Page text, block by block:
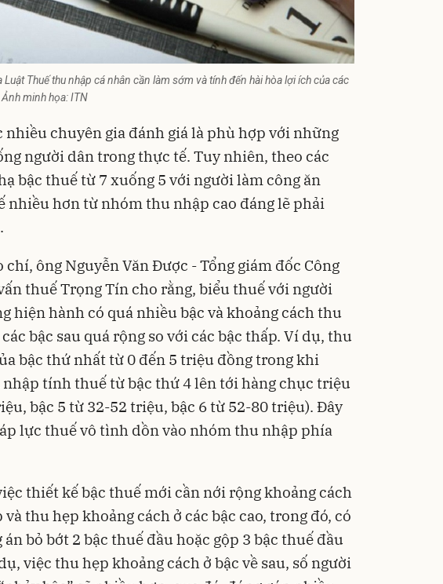
Luật Thuế thu nhập cá nhân cần làm sớm và tính đến hài hòa lợi ích của các
minh họa: ITN
nhiều chuyên gia đánh giá là phù hợp với những
người dân trong thực tế. Tuy nhiên, theo các
bậc thuế từ 7 xuống 5 với người làm công ăn
nhiều hơn từ nhóm thu nhập cao đáng lẽ phải
ông Nguyễn Văn Được - Tổng giám đốc Công
thuế Trọng Tín cho rằng, biểu thuế với người
hiện hành có quá nhiều bậc và khoảng cách thu
bậc sau quá rộng so với các bậc thấp. Ví dụ, thu
bậc thứ nhất từ 0 đến 5 triệu đồng trong khi
tính thuế từ bậc thứ 4 lên tới hàng chục triệu
bậc 5 từ 32-52 triệu, bậc 6 từ 52-80 triệu). Đây
lực thuế vô tình dồn vào nhóm thu nhập phía
thiết kế bậc thuế mới cần nới rộng khoảng cách
và thu hẹp khoảng cách ở các bậc cao, trong đó, có
bỏ bớt 2 bậc thuế đầu hoặc gộp 3 bậc thuế đầu
việc thu hẹp khoảng cách ở bậc về sau, số người